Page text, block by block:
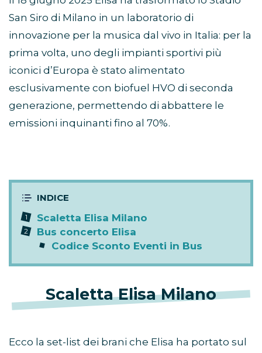
San Siro di Milano in un laboratorio di
innovazione per la musica dal vivo in Italia: per la
prima volta, uno degli impianti sportivi più
iconici d’Europa è stato alimentato
esclusivamente con biofuel HVO di seconda
generazione, permettendo di abbattere le
emissioni inquinanti fino al 70%.
Scaletta Elisa Milano
Bus concerto Elisa
Codice Sconto Eventi in Bus
Scaletta Elisa Milano
Ecco la set-list dei brani che Elisa ha portato sul